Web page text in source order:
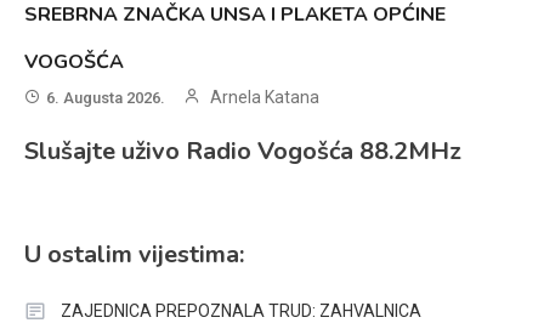
SREBRNA ZNAČKA UNSA I PLAKETA OPĆINE
VOGOŠĆA
6. Augusta 2026. Arnela Katana
Slušajte uživo Radio Vogošća 88.2MHz
U ostalim vijestima:
ZAJEDNICA PREPOZNALA TRUD: ZAHVALNICA